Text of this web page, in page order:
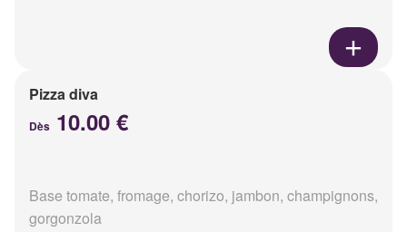
Pizza diva
Dès 10.00 €
Base tomate, fromage, chorizo, jambon, champignons,
gorgonzola